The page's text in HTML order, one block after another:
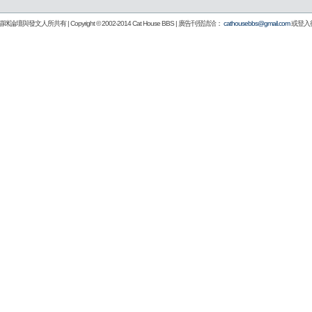
咪論壇與發文人所共有 | Copyright © 2002-2014Cat House BBS| 廣告刊登請洽： cathousebbs@gmail.com或登入